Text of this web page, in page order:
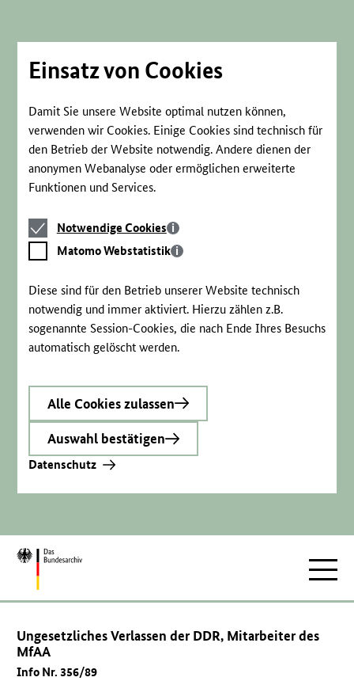
Einsatz von Cookies
Damit Sie unsere Website optimal nutzen können,
verwenden wir Cookies. Einige Cookies sind technisch für
den Betrieb der Website notwendig. Andere dienen der
anonymen Webanalyse oder ermöglichen erweiterte
Funktionen und Services.
Notwendige
Cookies
Notwendige Cookies
Matomo
Webstatistik
Matomo Webstatistik
Diese sind für den Betrieb unserer Website technisch
notwendig und immer aktiviert. Hierzu zählen z.B.
sogenannte Session-Cookies, die nach Ende Ihres Besuchs
automatisch gelöscht werden.
Alle Cookies zulassen
Auswahl bestätigen
Datenschutz
Zur
Ungesetzliches Verlassen der DDR, Mitarbeiter des
MfAA
Info Nr. 356/89